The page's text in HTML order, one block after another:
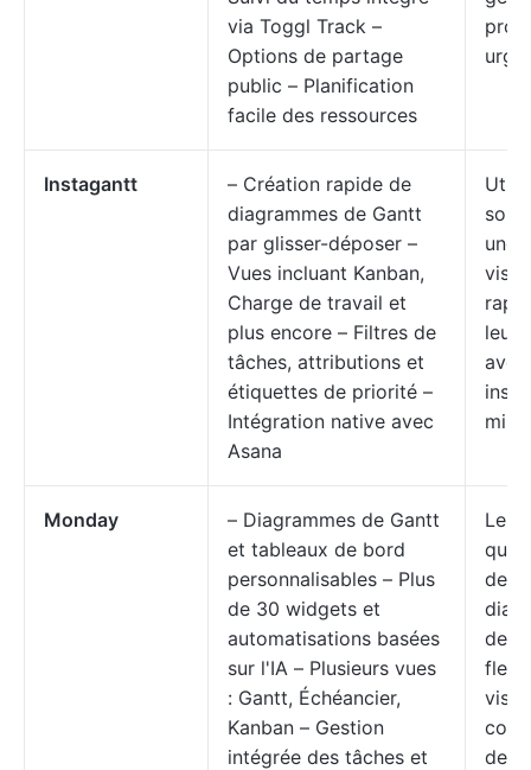
via Toggl Track –
Options de partage
public – Planification
facile des ressources
Instagantt
– Création rapide de
diagrammes de Gantt
par glisser-déposer –
Vues incluant Kanban,
Charge de travail et
plus encore – Filtres de
tâches, attributions et
étiquettes de priorité –
Intégration native avec
Asana
une
Monday
– Diagrammes de Gantt
et tableaux de bord
personnalisables – Plus
de 30 widgets et
automatisations basées
sur l'IA – Plusieurs vues
: Gantt, Échéancier,
Kanban – Gestion
intégrée des tâches et
Les
qui
de
de
de